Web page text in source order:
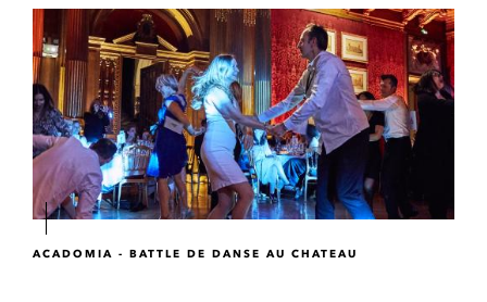
ACADOMIA - BATTLE DE DANSE AU CHATEAU